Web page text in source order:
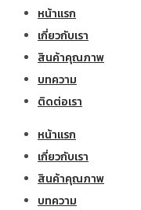
หน้าแรก
เกี่ยวกับเรา
สินค้าคุณภาพ
บทความ
ติดต่อเรา
หน้าแรก
เกี่ยวกับเรา
สินค้าคุณภาพ
บทความ